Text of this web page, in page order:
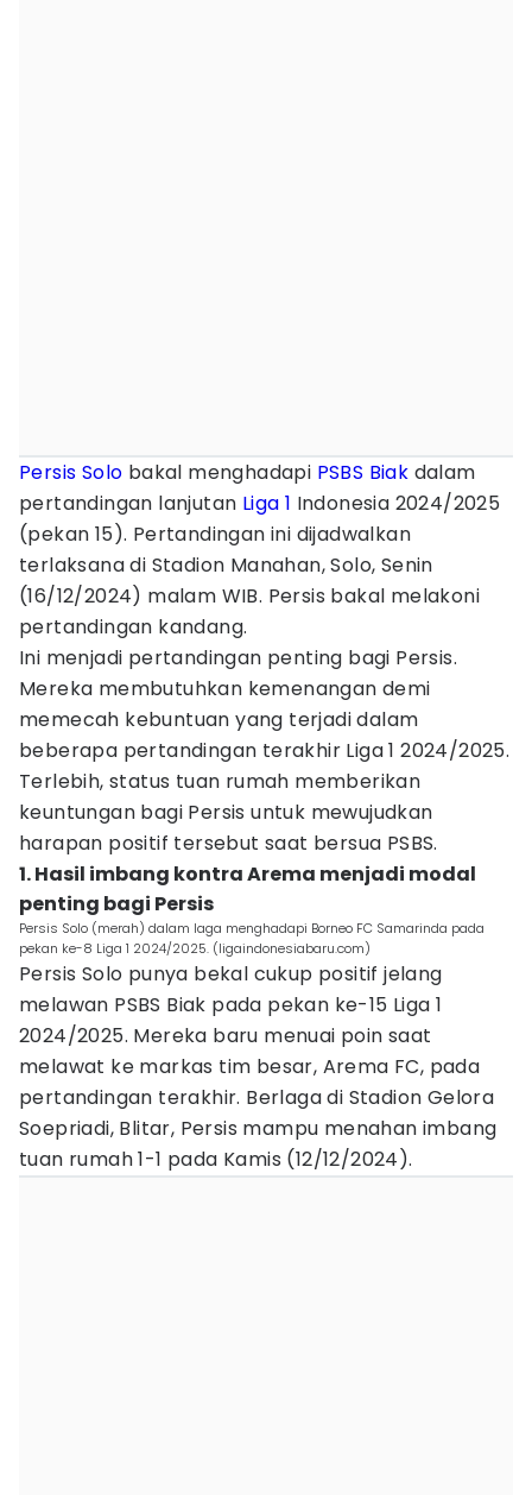
Persis Solo bakal menghadapi PSBS Biak dalam
pertandingan lanjutan Liga 1 Indonesia 2024/2025
(pekan 15). Pertandingan ini dijadwalkan
terlaksana di Stadion Manahan, Solo, Senin
(16/12/2024) malam WIB. Persis bakal melakoni
pertandingan kandang.
Ini menjadi pertandingan penting bagi Persis.
Mereka membutuhkan kemenangan demi
memecah kebuntuan yang terjadi dalam
beberapa pertandingan terakhir Liga 1 2024/2025.
Terlebih, status tuan rumah memberikan
keuntungan bagi Persis untuk mewujudkan
harapan positif tersebut saat bersua PSBS.
1. Hasil imbang kontra Arema menjadi modal
penting bagi Persis
Persis Solo (merah) dalam laga menghadapi Borneo FC Samarinda pada
pekan ke-8 Liga 1 2024/2025. (ligaindonesiabaru.com)
Persis Solo punya bekal cukup positif jelang
melawan PSBS Biak pada pekan ke-15 Liga 1
2024/2025. Mereka baru menuai poin saat
melawat ke markas tim besar, Arema FC, pada
pertandingan terakhir. Berlaga di Stadion Gelora
Soepriadi, Blitar, Persis mampu menahan imbang
tuan rumah 1-1 pada Kamis (12/12/2024).